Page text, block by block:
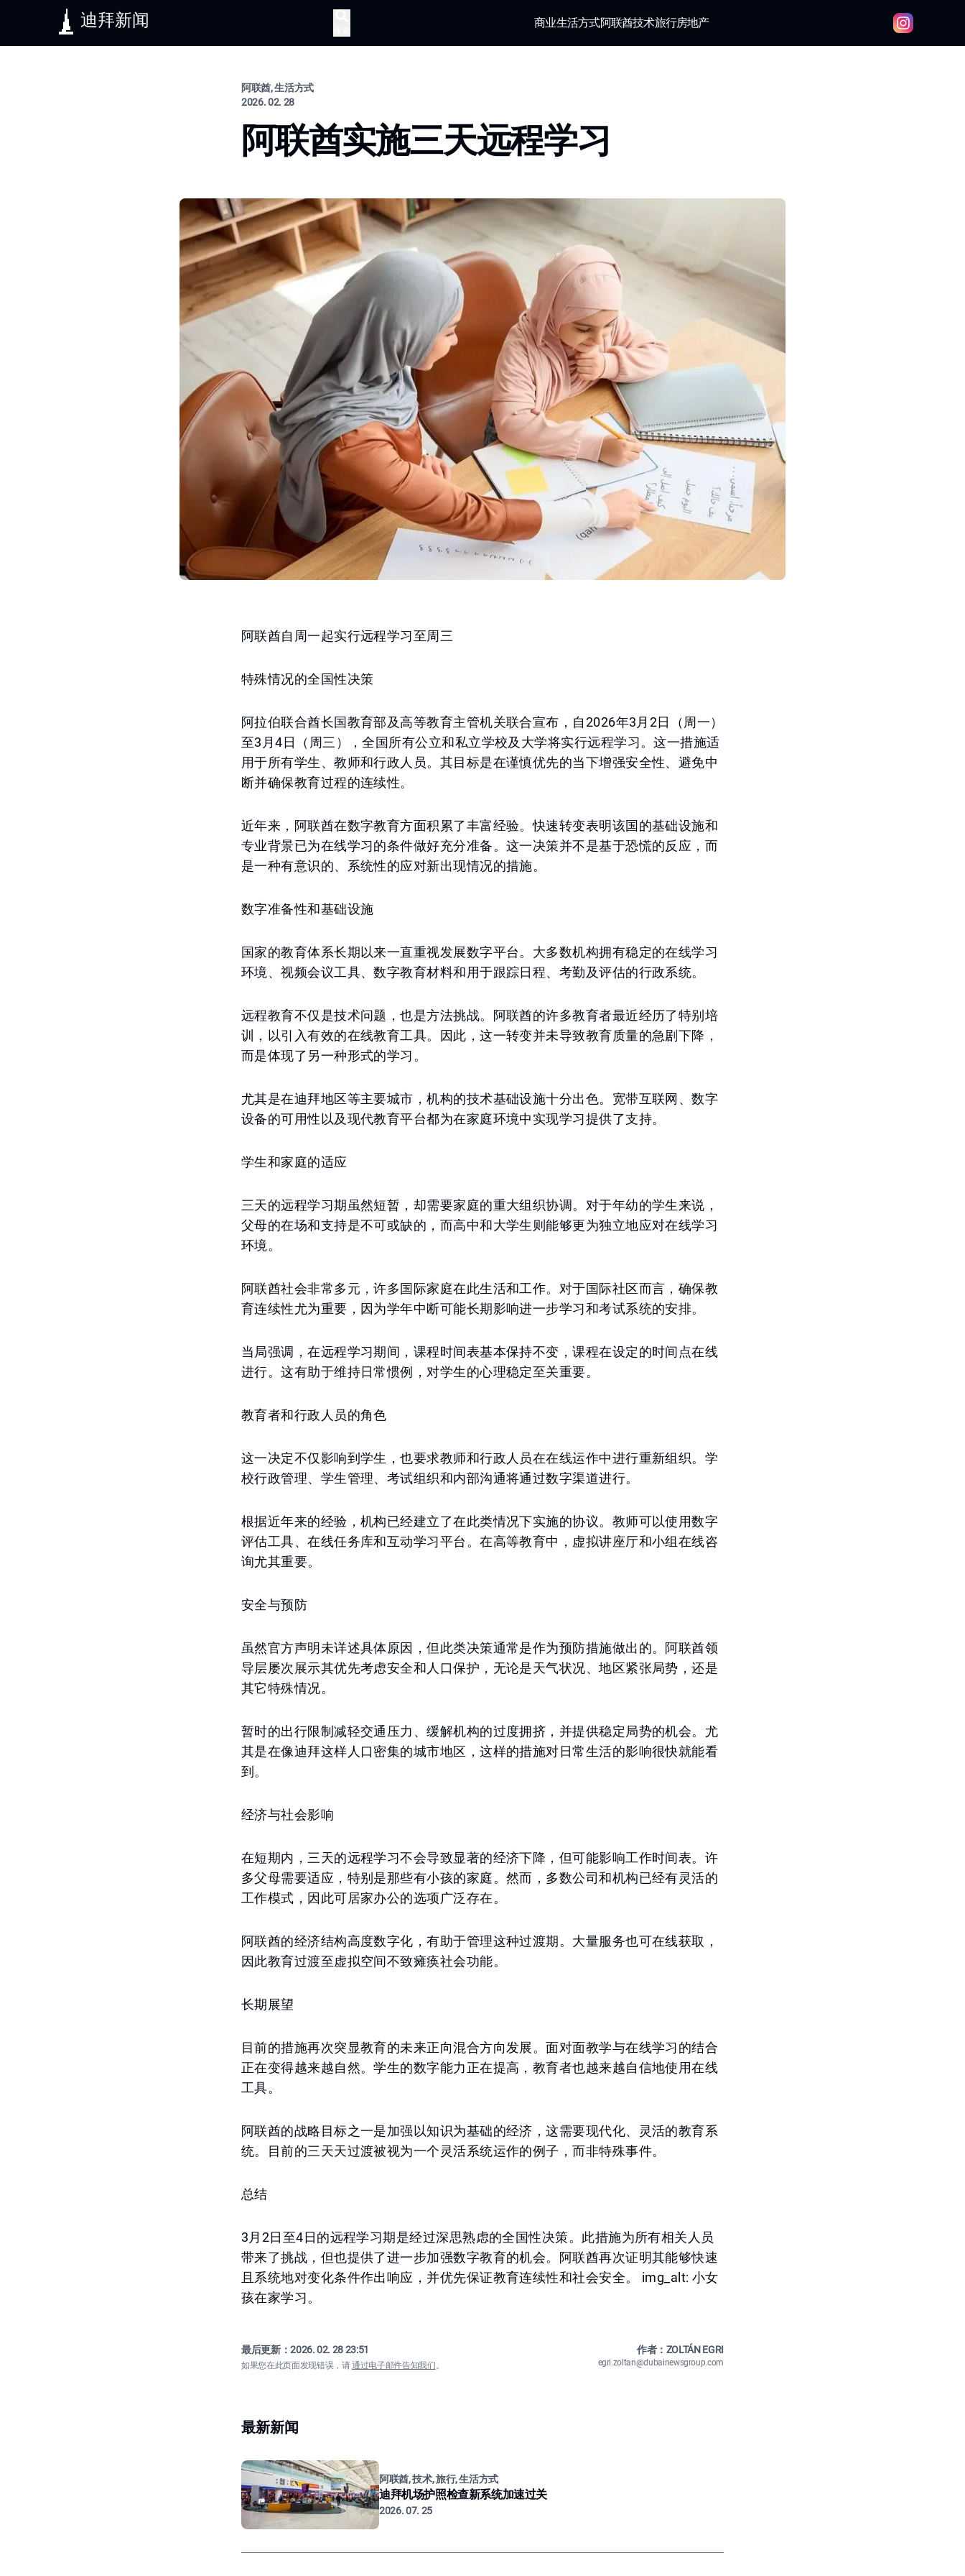
迪拜新闻 商业生活方式阿联酋技术旅行房地产
阿联酋, 生活方式
2026. 02. 28
阿联酋实施三天远程学习
阿联酋自周一起实行远程学习至周三
特殊情况的全国性决策
阿拉伯联合酋长国教育部及高等教育主管机关联合宣布，自2026年3月2日（周一）
至3月4日（周三），全国所有公立和私立学校及大学将实行远程学习。这一措施适
用于所有学生、教师和行政人员。其目标是在谨慎优先的当下增强安全性、避免中
断并确保教育过程的连续性。
近年来，阿联酋在数字教育方面积累了丰富经验。快速转变表明该国的基础设施和
专业背景已为在线学习的条件做好充分准备。这一决策并不是基于恐慌的反应，而
是一种有意识的、系统性的应对新出现情况的措施。
数字准备性和基础设施
国家的教育体系长期以来一直重视发展数字平台。大多数机构拥有稳定的在线学习
环境、视频会议工具、数字教育材料和用于跟踪日程、考勤及评估的行政系统。
远程教育不仅是技术问题，也是方法挑战。阿联酋的许多教育者最近经历了特别培
训，以引入有效的在线教育工具。因此，这一转变并未导致教育质量的急剧下降，
而是体现了另一种形式的学习。
尤其是在迪拜地区等主要城市，机构的技术基础设施十分出色。宽带互联网、数字
设备的可用性以及现代教育平台都为在家庭环境中实现学习提供了支持。
学生和家庭的适应
三天的远程学习期虽然短暂，却需要家庭的重大组织协调。对于年幼的学生来说，
父母的在场和支持是不可或缺的，而高中和大学生则能够更为独立地应对在线学习
环境。
阿联酋社会非常多元，许多国际家庭在此生活和工作。对于国际社区而言，确保教
育连续性尤为重要，因为学年中断可能长期影响进一步学习和考试系统的安排。
当局强调，在远程学习期间，课程时间表基本保持不变，课程在设定的时间点在线
进行。这有助于维持日常惯例，对学生的心理稳定至关重要。
教育者和行政人员的角色
这一决定不仅影响到学生，也要求教师和行政人员在在线运作中进行重新组织。学
校行政管理、学生管理、考试组织和内部沟通将通过数字渠道进行。
根据近年来的经验，机构已经建立了在此类情况下实施的协议。教师可以使用数字
评估工具、在线任务库和互动学习平台。在高等教育中，虚拟讲座厅和小组在线咨
询尤其重要。
安全与预防
虽然官方声明未详述具体原因，但此类决策通常是作为预防措施做出的。阿联酋领
导层屡次展示其优先考虑安全和人口保护，无论是天气状况、地区紧张局势，还是
其它特殊情况。
暂时的出行限制减轻交通压力、缓解机构的过度拥挤，并提供稳定局势的机会。尤
其是在像迪拜这样人口密集的城市地区，这样的措施对日常生活的影响很快就能看
到。
经济与社会影响
在短期内，三天的远程学习不会导致显著的经济下降，但可能影响工作时间表。许
多父母需要适应，特别是那些有小孩的家庭。然而，多数公司和机构已经有灵活的
工作模式，因此可居家办公的选项广泛存在。
阿联酋的经济结构高度数字化，有助于管理这种过渡期。大量服务也可在线获取，
因此教育过渡至虚拟空间不致瘫痪社会功能。
长期展望
目前的措施再次突显教育的未来正向混合方向发展。面对面教学与在线学习的结合
正在变得越来越自然。学生的数字能力正在提高，教育者也越来越自信地使用在线
工具。
阿联酋的战略目标之一是加强以知识为基础的经济，这需要现代化、灵活的教育系
统。目前的三天天过渡被视为一个灵活系统运作的例子，而非特殊事件。
总结
3月2日至4日的远程学习期是经过深思熟虑的全国性决策。此措施为所有相关人员
带来了挑战，但也提供了进一步加强数字教育的机会。阿联酋再次证明其能够快速
且系统地对变化条件作出响应，并优先保证教育连续性和社会安全。 img_alt: 小女
孩在家学习。
最后更新：2026. 02. 28 23:51
如果您在此页面发现错误，请通过电子邮件告知我们。
作者：ZOLTÁN EGRI
egri.zoltan@dubainewsgroup.com
最新新闻
阿联酋, 技术, 旅行, 生活方式
迪拜机场护照检查新系统加速过关
2026. 07. 25